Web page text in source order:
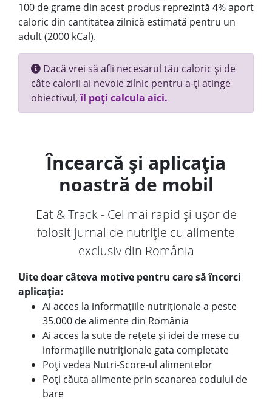
100 de grame din acest produs reprezintă 4% aport
caloric din cantitatea zilnică estimată pentru un
adult (2000 kCal).
Dacă vrei să afli necesarul tău caloric și de
câte calorii ai nevoie zilnic pentru a-ți atinge
obiectivul,îl poți calcula aici.
Încearcă și aplicația
noastră de mobil
Eat & Track - Cel mai rapid și ușor de
folosit jurnal de nutriție cu alimente
exclusiv din România
Uite doar câteva motive pentru care să încerci
aplicația:
Ai acces la informațiile nutriționale a peste
35.000 de alimente din România
Ai acces la sute de rețete și idei de mese cu
informațiile nutriționale gata completate
Poți vedea Nutri-Score-ul alimentelor
Poți căuta alimente prin scanarea codului de
bare